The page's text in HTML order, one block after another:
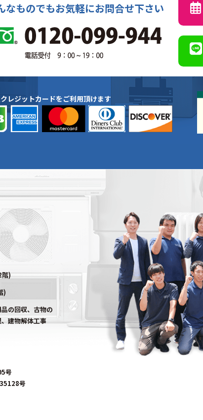
なものでもお気軽にお問合せ下さい
レジットカードをご利用頂けます
)
)
の回収、古物の
建物解体工事
号
号